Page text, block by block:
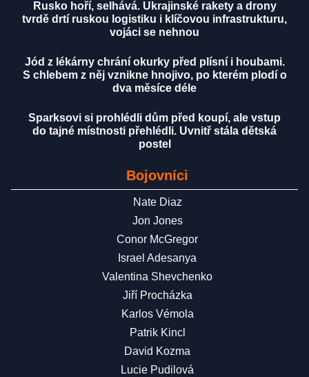
Rusko hoří, selhává. Ukrajinské rakety a drony
tvrdě drtí ruskou logistiku i klíčovou infrastrukturu,
vojáci se nehnou
Jód z lékárny chrání okurky před plísní i houbami.
S chlebem z něj vznikne hnojivo, po kterém plodí o
dva měsíce déle
Sparksovi si prohlédli dům před koupí, ale vstup
do tajné místnosti přehlédli. Uvnitř stála dětská
postel
Bojovníci
Nate Diaz
Jon Jones
Conor McGregor
Israel Adesanya
Valentina Shevchenko
Jiří Procházka
Karlos Vémola
Patrik Kincl
David Kozma
Lucie Pudilová